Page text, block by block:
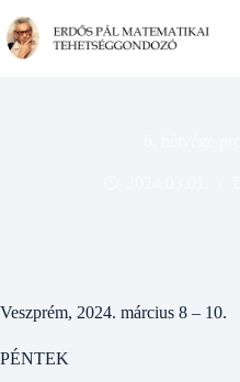
to
content
Veszprém, 2024. március 8 – 10.
PÉNTEK